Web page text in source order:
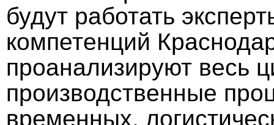
будут работать
компетенций
проанализируют весь
производственные
временных,